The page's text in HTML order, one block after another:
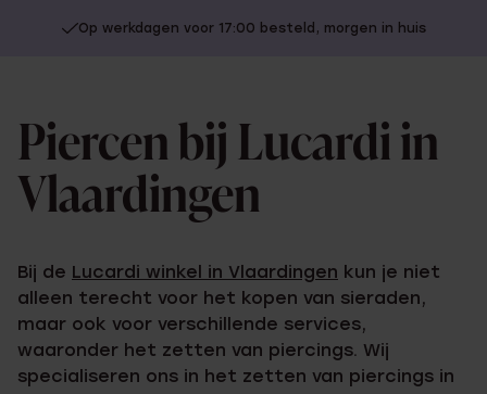
Op werkdagen voor 17:00 besteld, morgen in huis
Piercen bij Lucardi in
Vlaardingen
Bij de Lucardi winkel in Vlaardingen kun je niet
alleen terecht voor het kopen van sieraden,
maar ook voor verschillende services,
waaronder het zetten van piercings. Wij
specialiseren ons in het zetten van piercings in